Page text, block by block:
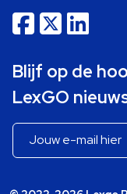
Blijf op de
LexGO